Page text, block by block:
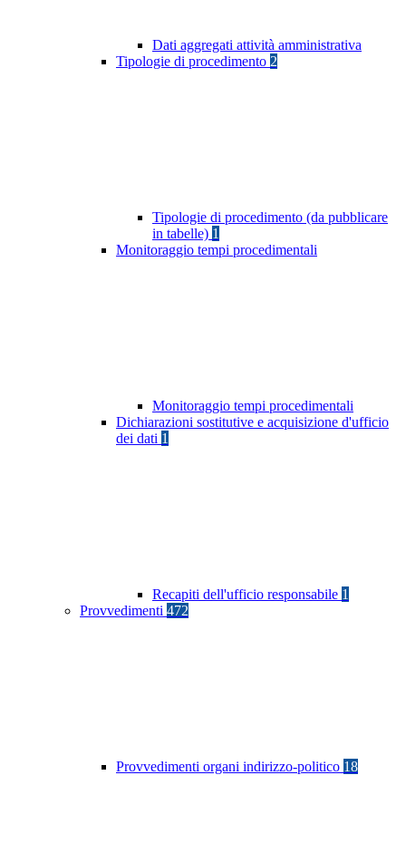
Dati aggregati attività amministrativa
Tipologie di procedimento 2
Tipologie di procedimento (da pubblicare
in tabelle) 1
Monitoraggio tempi procedimentali
Monitoraggio tempi procedimentali
Dichiarazioni sostitutive e acquisizione d'ufficio
dei dati 1
Recapiti dell'ufficio responsabile 1
Provvedimenti 472
Provvedimenti organi indirizzo-politico 18